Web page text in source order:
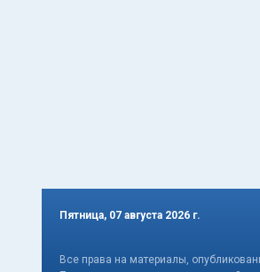
Пятница, 07 августа 2026 г.
Все права на материалы,